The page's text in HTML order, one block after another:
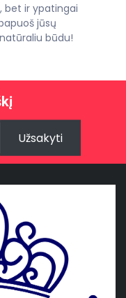
bet ir ypatingai
jūsų
būdu!
Užsakyti